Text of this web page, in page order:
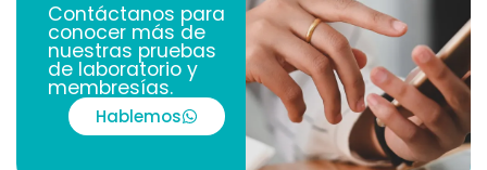
Contáctanos para
conocer más de
nuestras pruebas
de laboratorio y
membresías.
Hablemos